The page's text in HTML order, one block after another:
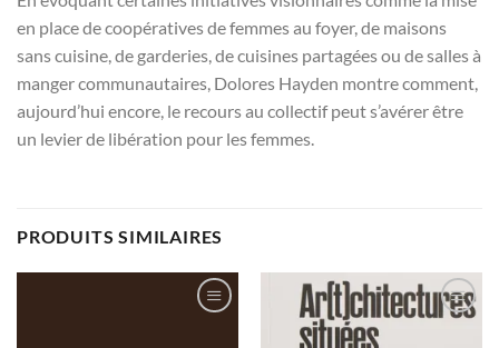
en place de coopératives de femmes au foyer, de maisons
sans cuisine, de garderies, de cuisines partagées ou de salles à
manger communautaires, Dolores Hayden montre comment,
aujourd’hui encore, le recours au collectif peut s’avérer être
un levier de libération pour les femmes.
PRODUITS SIMILAIRES